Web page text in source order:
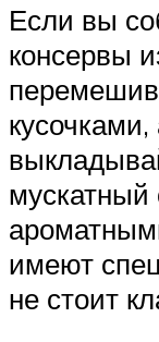
Если вы
консервы
мускатный
имеют
не стоит